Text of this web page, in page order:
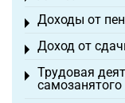
Доходы от
Toggle menu
Доход от
Toggle menu
Трудовая
самозанятого
Toggle menu